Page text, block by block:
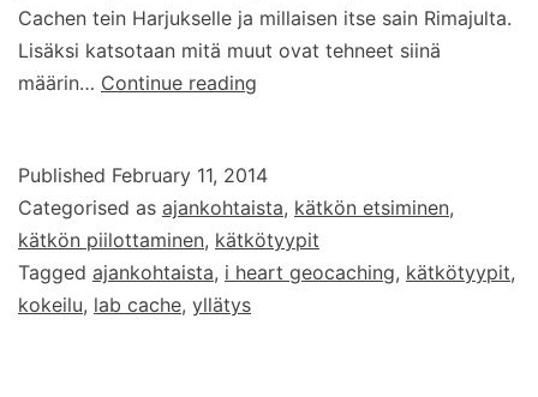
Cachen tein Harjukselle ja millaisen itse sain Rimajulta.
Lisäksi katsotaan mitä muut ovat tehneet siinä
määrin… Continue reading
-
osa
3
Published February 11, 2014
Categorised as ajankohtaista, kätkön etsiminen,
kätkön piilottaminen, kätkötyypit
Tagged ajankohtaista, i heart geocaching, kätkötyypit,
kokeilu, lab cache, yllätys